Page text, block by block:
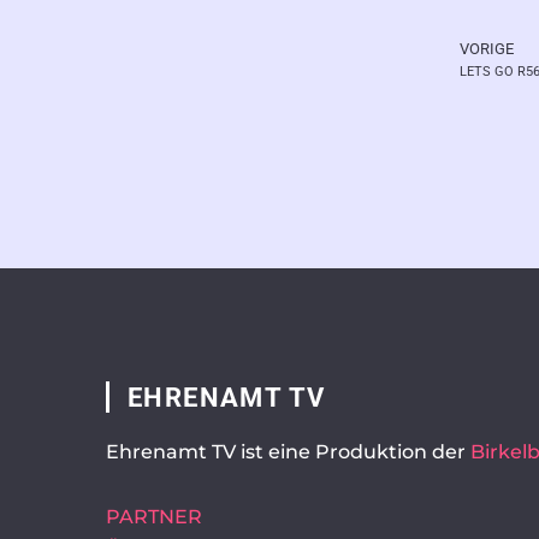
Zurück
VORIGE
LETS GO R56
EHRENAMT TV
Ehrenamt TV ist eine Produktion der
PARTNER